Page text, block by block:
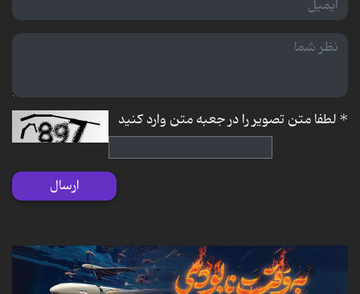
*لطفا متن تصویر را در جعبه متن وارد کنید
ارسال